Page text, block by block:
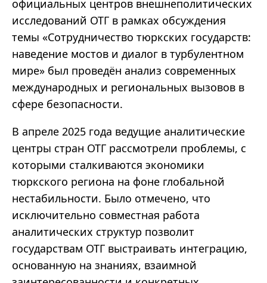
официальных центров внешнеполитических
исследований ОТГ в рамках обсуждения
темы «Сотрудничество тюркских государств:
наведение мостов и диалог в турбулентном
мире» был проведён анализ современных
международных и региональных вызовов в
сфере безопасности.
В апреле 2025 года ведущие аналитические
центры стран ОТГ рассмотрели проблемы, с
которыми сталкиваются экономики
тюркского региона на фоне глобальной
нестабильности. Было отмечено, что
исключительно совместная работа
аналитических структур позволит
государствам ОТГ выстраивать интеграцию,
основанную на знаниях, взаимной